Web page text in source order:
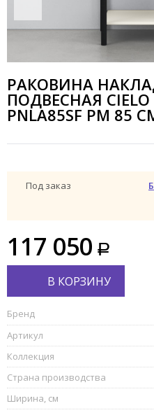
РАКОВИНА
ПОДВЕСНАЯ
PNLA85SF PM 85
Под заказ
117 050
В КОРЗИНУ
Бренд
Артикул
Коллекция
Страна производства
Ширина, см